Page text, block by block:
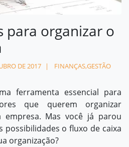
para organizar o
DE 2017 FINANÇAS,GESTÃO
ferramenta essencial para
que querem organizar
empresa. Mas você já parou
possibilidades o fluxo de caixa
organização?